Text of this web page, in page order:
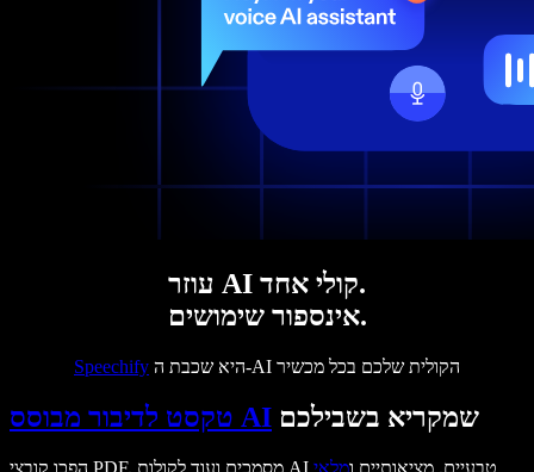
עוזר AI קולי אחד.
אינספור שימושים.
Speechify היא שכבת ה-AI הקולית שלכם בכל מכשיר
טקסט לדיבור מבוסס AI שמקריא בשבילכם
הפכו קובצי PDF, מסמכים ועוד לקולות AI טבעיים, מציאותיים ומלאי